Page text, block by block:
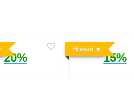
20%
Новый
15%